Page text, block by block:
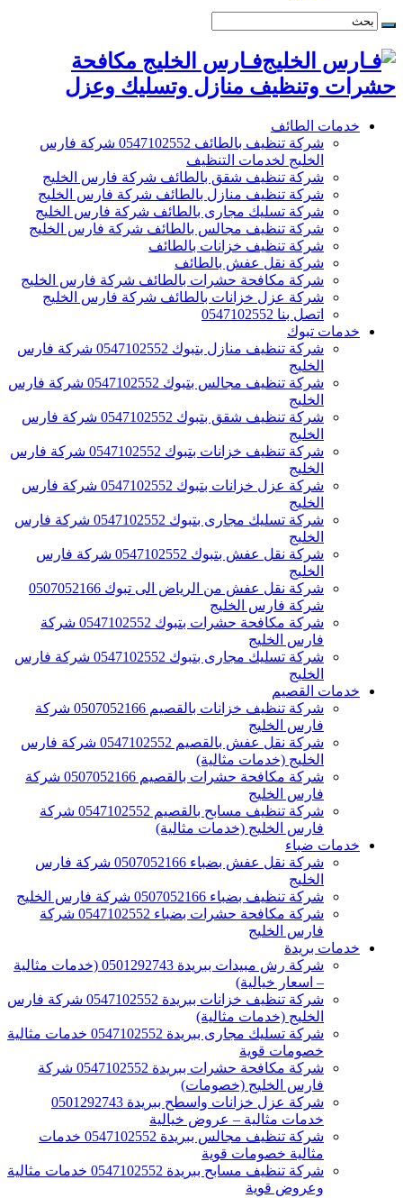
فـارس الخليج مكافحة
حشرات وتنظيف منازل وتسليك وعزل
خدمات الطائف
شركة تنظيف بالطائف 0547102552 شركة فارس
الخليج لخدمات التنظيف
شركة تنظيف شقق بالطائف شركة فارس الخليج
شركة تنظيف منازل بالطائف شركة فارس الخليج
شركة تسليك مجارى بالطائف شركة فارس الخليج
شركة تنظيف مجالس بالطائف شركة فارس الخليج
شركة تنظيف خزانات بالطائف
شركة نقل عفش بالطائف
شركة مكافحة حشرات بالطائف شركة فارس الخليج
شركة عزل خزانات بالطائف شركة فارس الخليج
اتصل بنا 0547102552
خدمات تبوك
شركة تنظيف منازل بتبوك 0547102552 شركة فارس
الخليج
شركة تنظيف مجالس بتبوك 0547102552 شركة فارس
الخليج
شركة تنظيف شقق بتبوك 0547102552 شركة فارس
الخليج
شركة تنظيف خزانات بتبوك 0547102552 شركة فارس
الخليج
شركة عزل خزانات بتبوك 0547102552 شركة فارس
الخليج
شركة تسليك مجارى بتبوك 0547102552 شركة فارس
الخليج
شركة نقل عفش بتبوك 0547102552 شركة فارس
الخليج
شركة نقل عفش من الرياض الى تبوك 0507052166
شركة فارس الخليج
شركة مكافحة حشرات بتبوك 0547102552 شركة
فارس الخليج
شركة تسليك مجارى بتبوك 0547102552 شركة فارس
الخليج
خدمات القصيم
شركة تنظيف خزانات بالقصيم 0507052166 شركة
فارس الخليج
شركة نقل عفش بالقصيم 0547102552 شركة فارس
الخليج (خدمات مثالية)
شركة مكافحة حشرات بالقصيم 0507052166 شركة
فارس الخليج
شركة تنظيف مسابح بالقصيم 0547102552 شركة
فارس الخليج (خدمات مثالية)
خدمات ضباء
شركة نقل عفش بضباء 0507052166 شركة فارس
الخليج
شركة تنظيف بضباء 0507052166 شركة فارس الخليج
شركة مكافحة حشرات بضباء 0547102552 شركة
فارس الخليج
خدمات بريدة
شركة رش مبيدات ببريدة 0501292743 (خدمات مثالية
– اسعار خيالية)
شركة تنظيف خزانات ببريدة 0547102552 شركة فارس
الخليج (خدمات مثالية)
شركة تسليك مجارى ببريدة 0547102552 خدمات مثالية
خصومات قوية
شركة مكافحة حشرات ببريدة 0547102552 شركة
فارس الخليج (خصومات)
شركة عزل خزانات واسطح ببريدة 0501292743
خدمات مثالية – عروض خيالية
شركة تنظيف مجالس ببريدة 0547102552 خدمات
مثالية خصومات قوية
شركة تنظيف مسابح ببريدة 0547102552 خدمات مثالية
وعروض قوية